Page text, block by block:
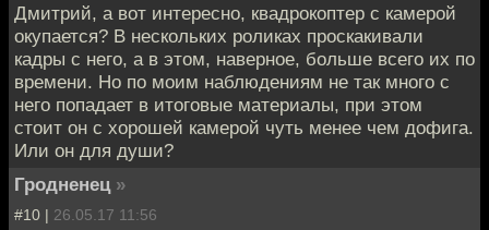
Дмитрий, а вот интересно, квадрокоптер с камерой
окупается? В нескольких роликах проскакивали
кадры с него, а в этом, наверное, больше всего их по
времени. Но по моим наблюдениям не так много с
него попадает в итоговые материалы, при этом
стоит он с хорошей камерой чуть менее чем дофига.
Или он для души?
Гродненец »
#10 | 26.05.17 11:56